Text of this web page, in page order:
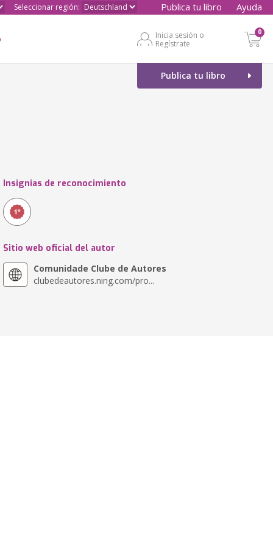
Seleccionar región: Publica tu libro Ayuda
Inicia sesión o
Regístrate
0
Publica tu libro
Insignias de reconocimiento
Sitio web oficial del autor
Comunidade Clube de Autores
clubedeautores.ning.com/pro...